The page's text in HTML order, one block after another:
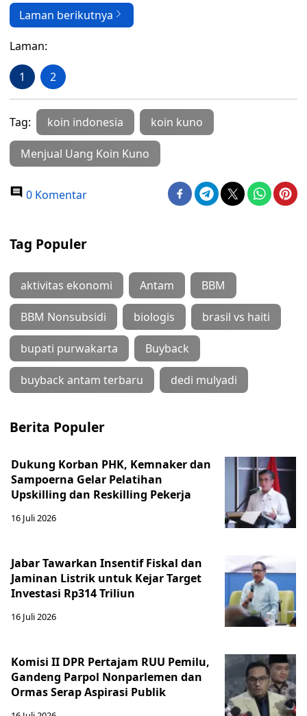
Laman berikutnya
Laman:
1 2
Tag: koin indonesia koin kuno
Menjual Uang Koin Kuno
0 Komentar
Tag Populer
aktivitas ekonomi Antam BBM
BBM Nonsubsidi biologis brasil vs haiti
bupati purwakarta Buyback
buyback antam terbaru dedi mulyadi
Berita Populer
Dukung Korban PHK, Kemnaker dan
Sampoerna Gelar Pelatihan
Upskilling dan Reskilling Pekerja
16 Juli 2026
Jabar Tawarkan Insentif Fiskal dan
Jaminan Listrik untuk Kejar Target
Investasi Rp314 Triliun
16 Juli 2026
Komisi II DPR Pertajam RUU Pemilu,
Gandeng Parpol Nonparlemen dan
Ormas Serap Aspirasi Publik